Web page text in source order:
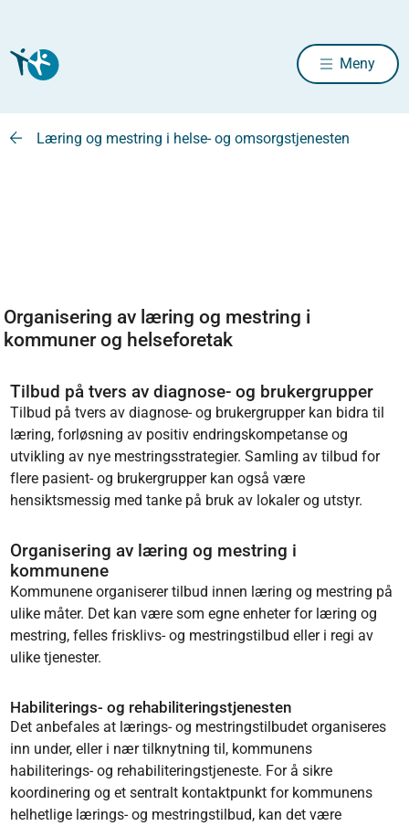
Meny
Læring og mestring i helse- og omsorgstjenesten
Organisering av læring og mestring i
kommuner og helseforetak
Tilbud på tvers av diagnose- og brukergrupper
Tilbud på tvers av diagnose- og brukergrupper kan bidra til
læring, forløsning av positiv endringskompetanse og
utvikling av nye mestringsstrategier. Samling av tilbud for
flere pasient- og brukergrupper kan også være
hensiktsmessig med tanke på bruk av lokaler og utstyr.
Organisering av læring og mestring i
kommunene
Kommunene organiserer tilbud innen læring og mestring på
ulike måter. Det kan være som egne enheter for læring og
mestring, felles frisklivs- og mestringstilbud eller i regi av
ulike tjenester.
Habiliterings- og rehabiliteringstjenesten
Det anbefales at lærings- og mestringstilbudet organiseres
inn under, eller i nær tilknytning til, kommunens
habiliterings- og rehabiliteringstjeneste. For å sikre
koordinering og et sentralt kontaktpunkt for kommunens
helhetlige lærings- og mestringstilbud, kan det være